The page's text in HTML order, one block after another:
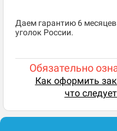
Даем гарантию 6
уголок России.
Обязательно
Как оформить
что